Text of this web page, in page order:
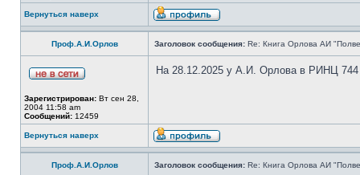
Вернуться наверх
Проф.А.И.Орлов Заголовок сообщения: Re: Книга Орлова АИ
Зарегистрирован: Вт сен 28,
2004 11:58 am
Сообщений: 12459
На 28.12.2025 у А.И. Орлова в РИНЦ 744
Вернуться наверх
Проф.А.И.Орлов Заголовок сообщения: Re: Книга Орлова АИ